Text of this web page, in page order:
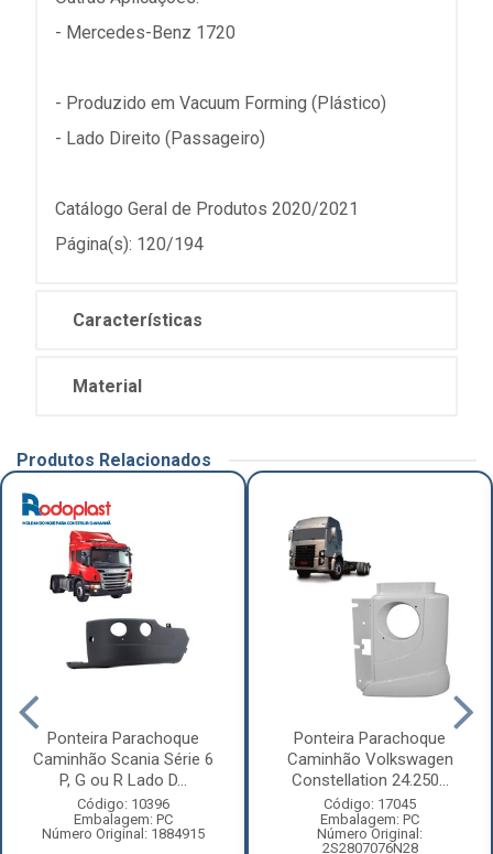
- Mercedes-Benz 1720
- Produzido em Vacuum Forming (Plástico)
- Lado Direito (Passageiro)
Catálogo Geral de Produtos 2020/2021
Página(s): 120/194
Características
Material
Produtos Relacionados
Ponteira Parachoque
Caminhão Scania Série 6
P, G ou R Lado D...
Código: 10396
Embalagem: PC
Número Original: 1884915
Ponteira Parachoque
Caminhão Volkswagen
Constellation 24.250...
Código: 17045
Embalagem: PC
Número Original:
2S2807076N28